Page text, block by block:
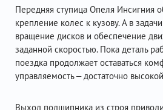
Передняя ступица Опеля Инсигния
крепление колес к кузову. А в
вращение дисков и обеспечение
заданной скоростью. Пока деталь
поездка продолжает оставаться
управляемость – достаточно
Выход подшипника из строя